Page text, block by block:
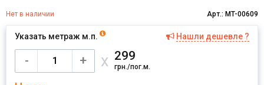
Нет в наличии Арт.: MT-00609
Указать метраж м.п. Нашли дешевле ?
- + х 299
грн./пог.м.